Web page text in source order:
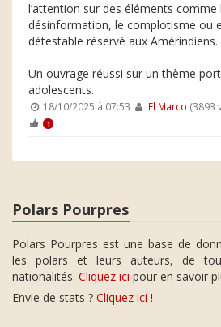
l’attention sur des éléments
désinformation, le complotisme ou
détestable réservé aux Amérindiens.
Un ouvrage réussi sur un thème
adolescents.
18/10/2025 à 07:53 El Marco (3893
1
Polars Pourpres
Polars Pourpres est une base de
les polars et leurs auteurs, de
nationalités. Cliquez ici pour en savoir
Envie de stats ? Cliquez ici !